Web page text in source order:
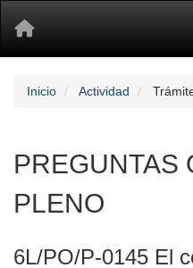
Inicio Actividad
PREGUNTAS
PLENO
6L/PO/P-0145 El